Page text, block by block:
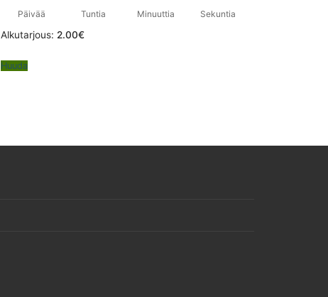
Päivää Tuntia Minuuttia Sekuntia
Alkutarjous: 2.00€
Huuda